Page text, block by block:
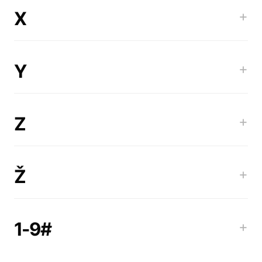
X +
Y +
Z +
Ž +
1-9# +